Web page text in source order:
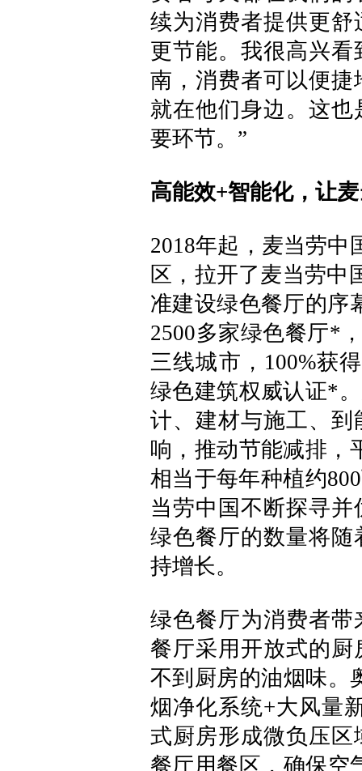
续为消费者提供更
更节能。我很高兴
南，消费者可以便捷
就在他们身边。这
要环节。”
高能效+智能化，让
2018年起，麦当劳中
区，拉开了麦当劳中
准建设绿色餐厅的序
2500多家绿色餐厅*
三线城市，100%获
绿色建筑权威认证*
计、建材与施工、
响，推动节能减排，
相当于每年种植约
当劳中国不断探寻
绿色餐厅的数量将
持增长。
绿色餐厅为消费者
餐厅采用开放式的
不到厨房的油烟味。
烟净化系统+大风量
式厨房形成微负压
餐厅用餐区，确保空